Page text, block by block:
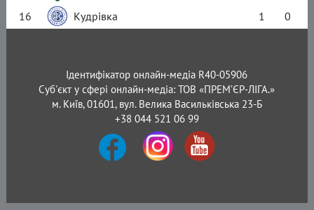
16
Кудрівка 1 0
Ідентифікатор онлайн-медіа R40-05906
Суб'єкт у сфері онлайн-медіа: ТОВ «ПРЕМ’ЄР-ЛІГА.»
м. Київ, 01601, вул. Велика Васильківська 23-Б
+38 044 521 06 99